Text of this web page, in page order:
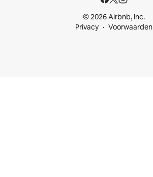
© 2026 Airbnb, Inc.
Privacy
Voorwaarden